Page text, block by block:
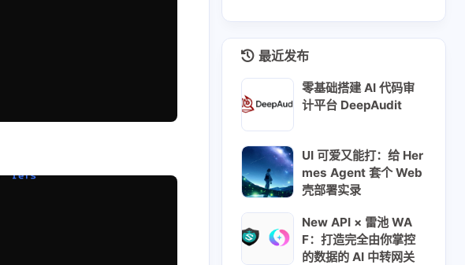
最近发布
零基础搭建 AI 代码审
计平台 DeepAudit
UI 可爱又能打：给 Her
mes Agent 套个 Web
壳部署实录
New API × 雷池 WA
F：打造完全由你掌控
的数据的 AI 中转网关